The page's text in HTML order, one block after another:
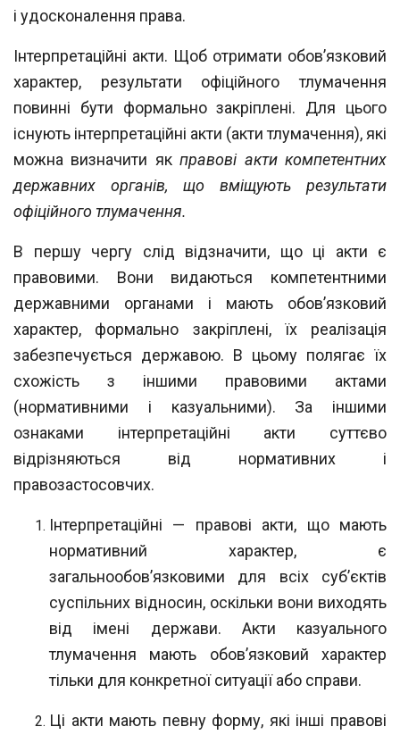
і удосконалення права.
Інтерпретаційні акти. Щоб отримати обов’язковий
характер, результати офіційного тлумачення
повинні бути формально закріплені. Для цього
існують інтерпретаційні акти (акти тлумачення), які
можна визначити якправові акти компетентних
державних органів, що вміщують результати
офіційного тлумачення.
В першу чергу слід відзначити, що ці акти є
правовими. Вони видаються компетентними
державними органами і мають обов’язковий
характер, формально закріплені, їх реалізація
забезпечується державою. В цьому полягає їх
схожість з іншими правовими актами
(нормативними і казуальними). За іншими
ознаками інтерпретаційні акти суттєво
відрізняються від нормативних і
правозастосовчих.
Інтерпретаційні — правові акти, що мають
нормативний характер, є
загальнообов’язковими для всіх суб’єктів
суспільних відносин, оскільки вони виходять
від імені держави. Акти казуального
тлумачення мають обов’язковий характер
тільки для конкретної ситуації або справи.
Ці акти мають певну форму, які інші правові